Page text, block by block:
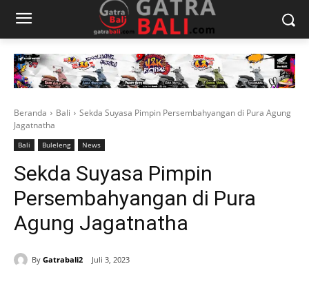
Beranda Bali
Sekda Suyasa Pimpin Persembahyangan di Pura Agung
Jagatnatha
Bali Buleleng News
Sekda Suyasa Pimpin
Persembahyangan di Pura
Agung Jagatnatha
By Gatrabali2 Juli 3, 2023